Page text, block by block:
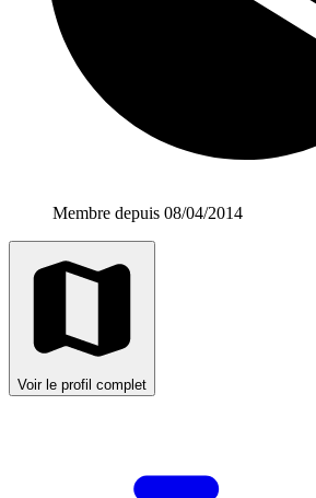
Membre depuis 08/04/2014
Voir le profil complet